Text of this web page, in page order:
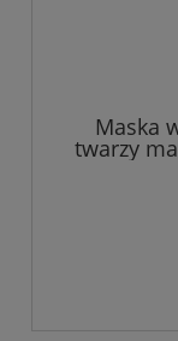
Maska
twarzy